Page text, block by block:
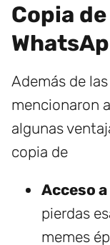
Copia
Además de
mencionaron
algunas
copia de
Acceso
pierdas
memes